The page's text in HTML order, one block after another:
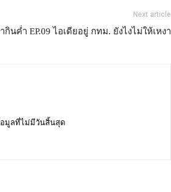
Next article
กินค่ำ EP.09 ไอเดียอยู่ กทม. ยังไงไม่ให้เหงา
อมูลที่ไม่มีวันสิ้นสุด